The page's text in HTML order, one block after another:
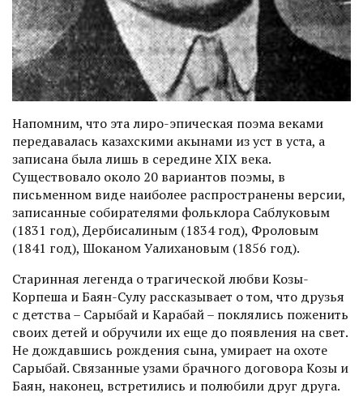
Напомним, что эта лиро-эпическая поэма веками
передавалась казахскими акынами из уст в уста, а
записана была лишь в середине XIX века.
Существовало около 20 вариантов поэмы, в
письменном виде наиболее распространены версии,
записанные собирателями фольклора Саблуковым
(1831 год), Дербисалиным (1834 год), Фроловым
(1841 год), Шоканом Уалихановым (1856 год).
Старинная легенда о трагической любви Козы-
Корпеша и Баян-Сулу рассказывает о том, что друзья
с детства – Сарыбай и Карабай – поклялись поженить
своих детей и обручили их еще до появления на свет.
Не дождавшись рождения сына, умирает на охоте
Сарыбай. Связанные узами брачного договора Козы и
Баян, наконец, встретились и полюбили друг друга.